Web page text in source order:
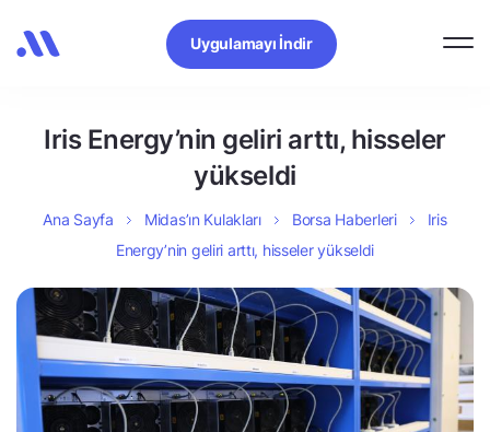
Uygulamayı İndir
Iris Energy’nin geliri arttı, hisseler
yükseldi
Ana Sayfa Midas’ın Kulakları Borsa Haberleri
Iris
Energy’nin geliri arttı, hisseler yükseldi